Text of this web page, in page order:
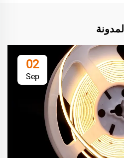
المدونة
02
Sep